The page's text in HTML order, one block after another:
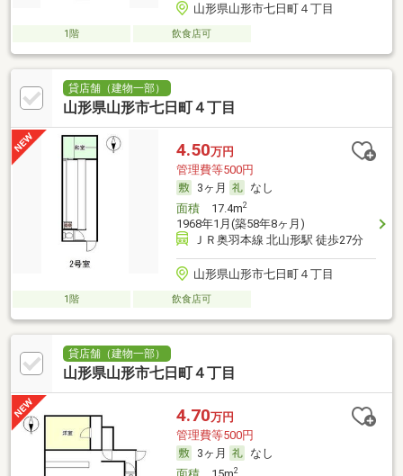
山形県山形市七日町４丁目
1階 飲食店可
貸店舗（建物一部）
山形県山形市七日町４丁目
4.50万円
管理費等500円
3ヶ月
なし
面積17.4m2
1968年1月(築58年8ヶ月)
ＪＲ奥羽本線 北山形駅 徒歩27分
山形県山形市七日町４丁目
1階 飲食店可
貸店舗（建物一部）
山形県山形市七日町４丁目
4.70万円
管理費等500円
3ヶ月
なし
2